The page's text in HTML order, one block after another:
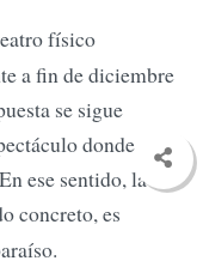
físico
a fin de diciembre
se sigue
donde se
ese sentido, la
concreto, es